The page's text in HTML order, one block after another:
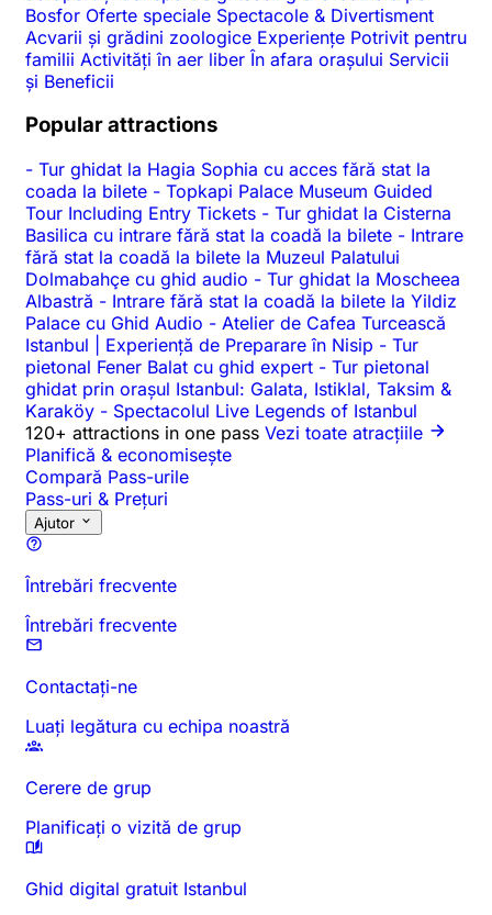
Bosfor Oferte speciale Spectacole & Divertisment
Acvarii și grădini zoologice Experiențe Potrivit pentru
familii Activități în aer liberÎn afara orașului Servicii
și Beneficii
Popular attractions
- Tur ghidat la Hagia Sophia cu acces fără stat la
coada la bilete - Topkapi Palace Museum Guided
Tour Including Entry Tickets - Tur ghidat la Cisterna
Basilica cu intrare fără stat la coadă la bilete - Intrare
fără stat la coadă la bilete la Muzeul Palatului
Dolmabahçe cu ghid audio - Tur ghidat la Moscheea
Albastră - Intrare fără stat la coadă la bilete la Yildiz
Palace cu Ghid Audio - Atelier de Cafea Turcească
Istanbul | Experiență de Preparare în Nisip - Tur
pietonal Fener Balat cu ghid expert - Tur pietonal
ghidat prin orașul Istanbul: Galata, Istiklal, Taksim &
Karaköy - Spectacolul Live Legends of Istanbul
120+ attractions in one pass Vezi toate atracțiile
Planifică & economisește
Compară Pass-urile
Pass-uri & Prețuri
Ajutor
Întrebări frecvente
Întrebări frecvente
Contactați-ne
Luați legătura cu echipa noastră
Cerere de grup
Planificați o vizită de grup
Ghid digital gratuit Istanbul